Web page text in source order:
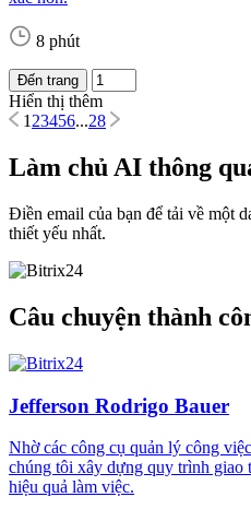
8 phút
Đến trang
Hiển thị thêm
1 23456...28
Làm chủ AI thông
Điền email của bạn để tải về một
thiết yếu nhất.
Câu chuyện thành
Jefferson Rodrigo Bauer
Nhờ các công cụ quản lý công
chúng tôi xây dựng quy trình giao
hiệu quả làm việc.